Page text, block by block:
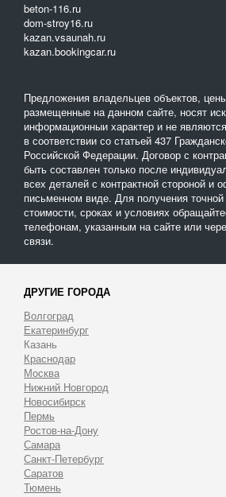
beton-116.ru
dom-stroy16.ru
kazan.vsaunah.ru
kazan.bookingcar.ru
Предложения владельцев объектов,
размещенные на данном сайте, носят
информационныи характер и не
в соответствии со статьей 437
Российской Федерации. Договор с
быть составлен только после
всех деталей с контрактной стороной и
письменном виде. Для получения
стоимости, сроках и условиях
телефонам, указанным на сайте или
связи.
ДРУГИЕ ГОРОДА
Волгоград
Екатеринбург
Казань
Краснодар
Москва
Нижний Новгород
Новосибирск
Пермь
Ростов-на-Дону
Самара
Санкт-Петербург
Саратов
Тюмень